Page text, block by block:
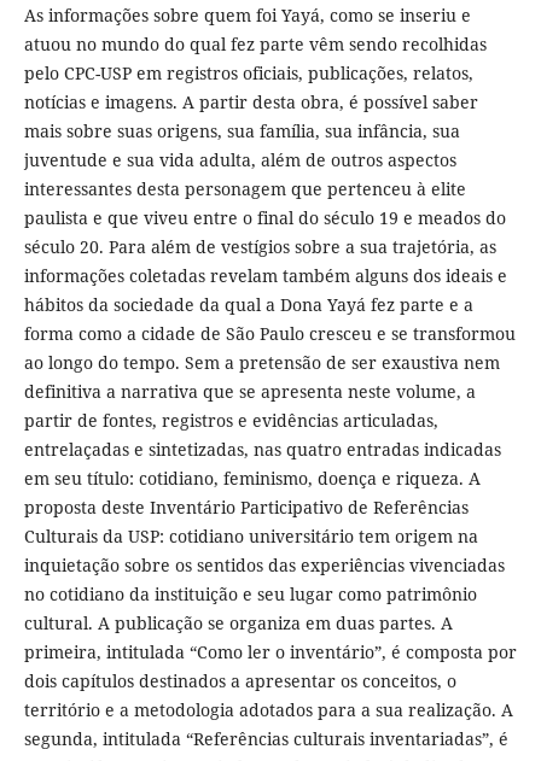
As informações sobre quem foi Yayá, como se inseriu e
atuou no mundo do qual fez parte vêm sendo recolhidas
pelo CPC-USP em registros oficiais, publicações, relatos,
notícias e imagens. A partir desta obra, é possível saber
mais sobre suas origens, sua família, sua infância, sua
juventude e sua vida adulta, além de outros aspectos
interessantes desta personagem que pertenceu à elite
paulista e que viveu entre o final do século 19 e meados do
século 20. Para além de vestígios sobre a sua trajetória, as
informações coletadas revelam também alguns dos ideais e
hábitos da sociedade da qual a Dona Yayá fez parte e a
forma como a cidade de São Paulo cresceu e se transformou
ao longo do tempo. Sem a pretensão de ser exaustiva nem
definitiva a narrativa que se apresenta neste volume, a
partir de fontes, registros e evidências articuladas,
entrelaçadas e sintetizadas, nas quatro entradas indicadas
em seu título: cotidiano, feminismo, doença e riqueza. A
proposta deste Inventário Participativo de Referências
Culturais da USP: cotidiano universitário tem origem na
inquietação sobre os sentidos das experiências vivenciadas
no cotidiano da instituição e seu lugar como patrimônio
cultural. A publicação se organiza em duas partes. A
primeira, intitulada “Como ler o inventário”, é composta por
dois capítulos destinados a apresentar os conceitos, o
território e a metodologia adotados para a sua realização. A
segunda, intitulada “Referências culturais inventariadas”, é